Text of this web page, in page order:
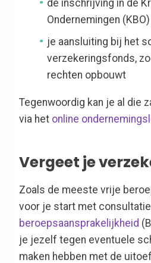
de inschrijving in de
Ondernemingen (KBO)
je aansluiting bij het
verzekeringsfonds,
rechten opbouwt
Tegenwoordig kan je al die
via het online
Vergeet je
Zoals de meeste vrije
voor je start met
beroepsaansprakelijkheid
je jezelf tegen eventuele
maken hebben met de